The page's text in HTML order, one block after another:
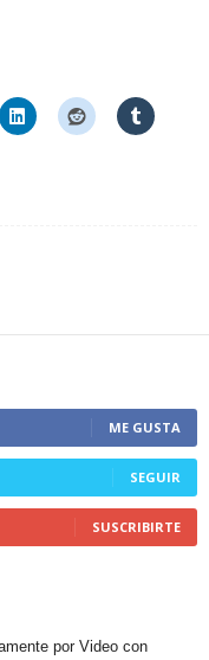
ME GUSTA
SEGUIR
SUSCRIBIRTE
por Video con